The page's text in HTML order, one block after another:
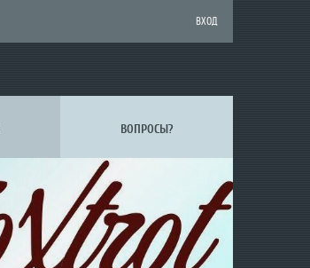
ВХОД
ВОПРОСЫ?